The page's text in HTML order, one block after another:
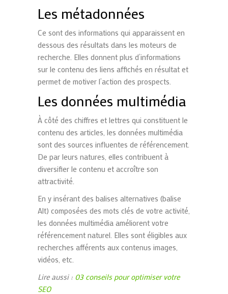
Les métadonnées
Ce sont des informations qui apparaissent en
dessous des résultats dans les moteurs de
recherche. Elles donnent plus d’informations
sur le contenu des liens affichés en résultat et
permet de motiver l’action des prospects.
Les données multimédia
À côté des chiffres et lettres qui constituent le
contenu des articles, les données multimédia
sont des sources influentes de référencement.
De par leurs natures, elles contribuent à
diversifier le contenu et accroître son
attractivité.
En y insérant des balises alternatives (balise
Alt) composées des mots clés de votre activité,
les données multimédia améliorent votre
référencement naturel. Elles sont éligibles aux
recherches afférents aux contenus images,
vidéos, etc.
Lire aussi : 03 conseils pour optimiser votre
SEO